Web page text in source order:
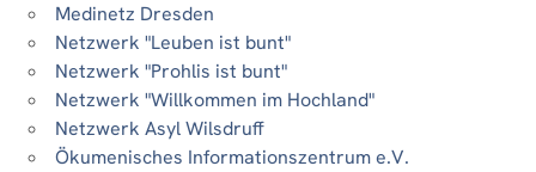
Medinetz Dresden
Netzwerk "Leuben ist bunt"
Netzwerk "Prohlis ist bunt"
Netzwerk "Willkommen im Hochland"
Netzwerk Asyl Wilsdruff
Ökumenisches Informationszentrum e.V.